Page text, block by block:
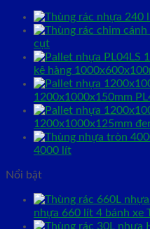
cụt
kê hàng
1200x1000x150mm
1200x1000x125mm
4000 lít
Nổi bật
nhựa 660 lít 4 bánh xe